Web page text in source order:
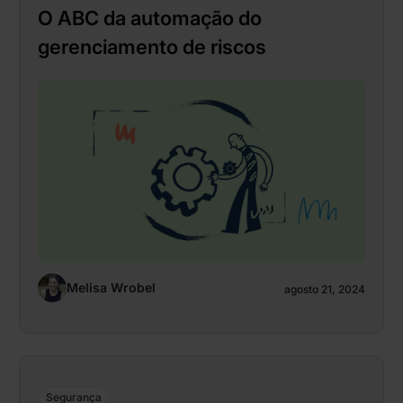
O ABC da automação do
gerenciamento de riscos
Melisa Wrobel agosto 21, 2024
Segurança